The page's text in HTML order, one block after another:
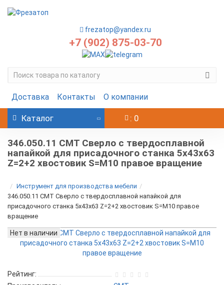
frezatop@yandex.ru
+7 (902) 875-03-70
Доставка Контакты О компании
Каталог : 0
346.050.11 CMT Сверло с твердосплавной
напайкой для присадочного станка 5x43x63
Z=2+2 хвостовик S=M10 правое вращение
Инструмент для производства мебели
346.050.11 CMT Сверло с твердосплавной напайкой для
присадочного станка 5x43x63 Z=2+2 хвостовик S=M10 правое
вращение
Нет в наличии
Рейтинг: